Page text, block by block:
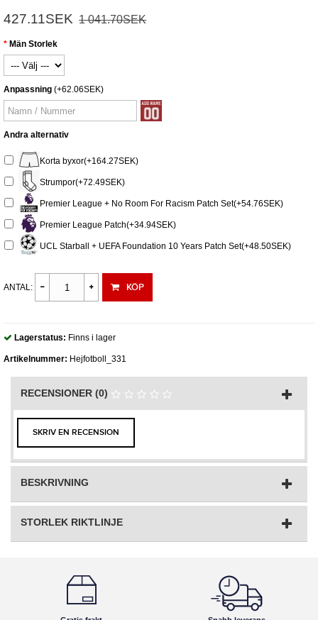
427.11SEK 1 041.70SEK
Män Storlek
Anpassning (+62.06SEK)
Andra alternativ
Korta byxor(+164.27SEK)
Strumpor(+72.49SEK)
Premier League + No Room For Racism Patch Set(+54.76SEK)
Premier League Patch(+34.94SEK)
UCL Starball + UEFA Foundation 10 Years Patch Set(+48.50SEK)
ANTAL: KÖP
Lagerstatus: Finns i lager
Artikelnummer: Hejfotboll_331
RECENSIONER (0)
SKRIV EN RECENSION
BESKRIVNING
STORLEK RIKTLINJE